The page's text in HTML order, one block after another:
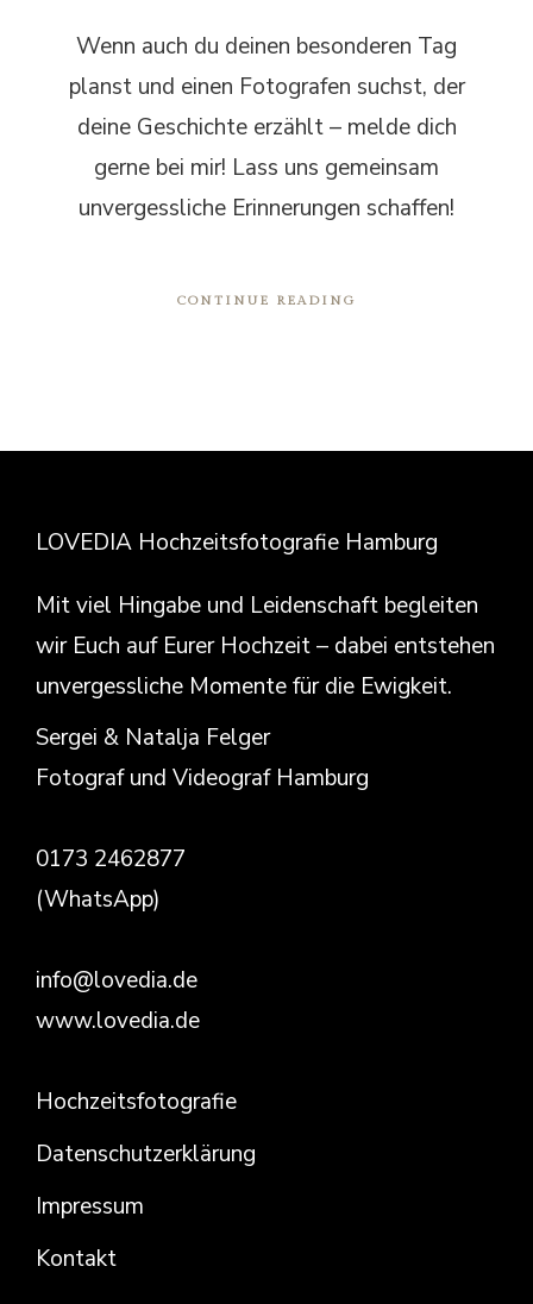
Wenn auch du deinen besonderen Tag
planst und einen Fotografen suchst, der
deine Geschichte erzählt – melde dich
gerne bei mir! Lass uns gemeinsam
unvergessliche Erinnerungen schaffen!
CONTINUE READING
LOVEDIA Hochzeitsfotografie Hamburg
Mit viel Hingabe und Leidenschaft begleiten
wir Euch auf Eurer Hochzeit – dabei entstehen
unvergessliche Momente für die Ewigkeit.
Sergei & Natalja Felger
Fotograf und Videograf Hamburg
0173 2462877
(WhatsApp)
info@lovedia.de
www.lovedia.de
Hochzeitsfotografie
Datenschutzerklärung
Impressum
Kontakt